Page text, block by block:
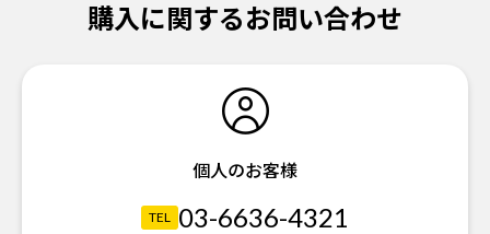
購入に関するお問い合わせ
個人のお客様
TEL 03-6636-4321